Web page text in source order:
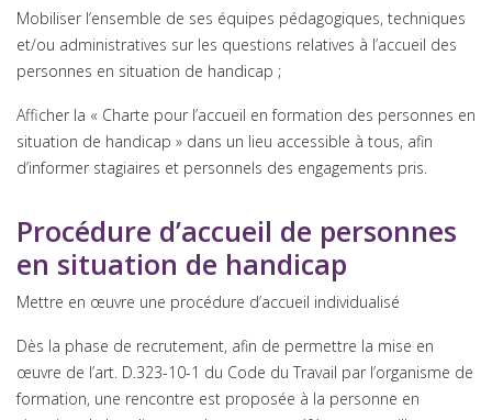
Mobiliser l’ensemble de ses équipes pédagogiques, techniques
et/ou administratives sur les questions relatives à l’accueil des
personnes en situation de handicap ;
Afficher la « Charte pour l’accueil en formation des personnes en
situation de handicap » dans un lieu accessible à tous, afin
d’informer stagiaires et personnels des engagements pris.
Procédure d’accueil de personnes
en situation de handicap
Mettre en œuvre une procédure d’accueil individualisé
Dès la phase de recrutement, afin de permettre la mise en
œuvre de l’art. D.323-10-1 du Code du Travail par l’organisme de
formation, une rencontre est proposée à la personne en